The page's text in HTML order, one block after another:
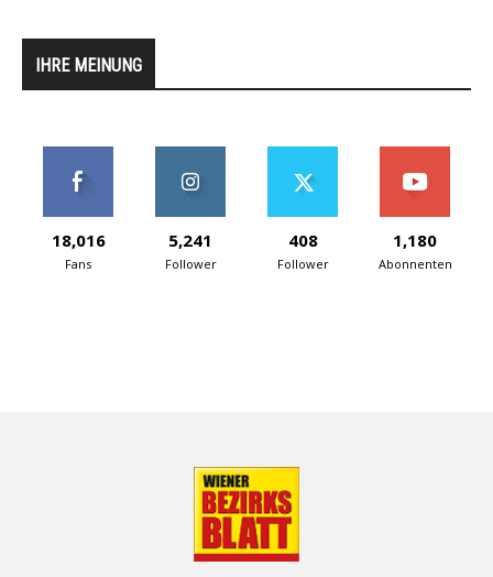
IHRE MEINUNG
18,016
Fans
5,241
Follower
408
Follower
1,180
Abonnenten